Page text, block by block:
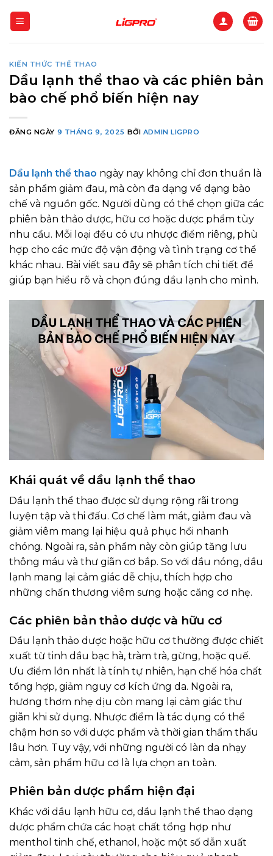
qua
KIẾN THỨC THỂ THAO
Dầu lạnh thể thao và các phiên bản
bào chế phổ biến hiện nay
ĐĂNG NGÀY 9 THÁNG 9, 2025 BỞI ADMIN LIGPRO
Dầu lạnh thể thao ngày nay không chỉ đơn thuần là
sản phẩm giảm đau, mà còn đa dạng về dạng bào
chế và nguồn gốc. Người dùng có thể chọn giữa các
phiên bản thảo dược, hữu cơ hoặc dược phẩm tùy
nhu cầu. Mỗi loại đều có ưu nhược điểm riêng, phù
hợp cho các mức độ vận động và tình trạng cơ thể
khác nhau. Bài viết sau đây sẽ phân tích chi tiết để
giúp bạn hiểu rõ và chọn đúng dầu lạnh cho mình.
Khái quát về dầu lạnh thể thao
Dầu lạnh thể thao được sử dụng rộng rãi trong
luyện tập và thi đấu. Cơ chế làm mát, giảm đau và
giảm viêm mang lại hiệu quả phục hồi nhanh
chóng. Ngoài ra, sản phẩm này còn giúp tăng lưu
thông máu và thư giãn cơ bắp. So với dầu nóng, dầu
lạnh mang lại cảm giác dễ chịu, thích hợp cho
những chấn thương viêm sưng hoặc căng cơ nhẹ.
Các phiên bản thảo dược và hữu cơ
Dầu lạnh thảo dược hoặc hữu cơ thường được chiết
xuất từ tinh dầu bạc hà, tràm trà, gừng, hoặc quế.
Ưu điểm lớn nhất là tính tự nhiên, hạn chế hóa chất
tổng hợp, giảm nguy cơ kích ứng da. Ngoài ra,
hương thơm nhẹ dịu còn mang lại cảm giác thư
giãn khi sử dụng. Nhược điểm là tác dụng có thể
chậm hơn so với dược phẩm và thời gian thẩm thấu
lâu hơn. Tuy vậy, với những người có làn da nhạy
cảm, sản phẩm hữu cơ là lựa chọn an toàn.
Phiên bản dược phẩm hiện đại
Khác với dầu lạnh hữu cơ, dầu lạnh thể thao dạng
dược phẩm chứa các hoạt chất tổng hợp như
menthol tinh chế, ethanol, hoặc một số dẫn xuất